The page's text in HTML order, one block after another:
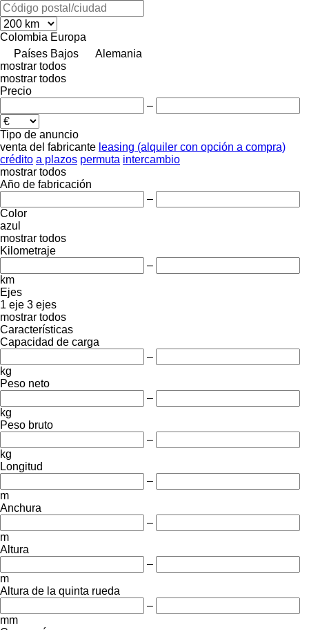
Colombia Europa
Países Bajos
Alemania
mostrar todos
mostrar todos
Precio
–
Tipo de anuncio
venta del fabricante leasing (alquiler con opción a compra)
crédito a plazos permuta intercambio
mostrar todos
Año de fabricación
–
Color
azul
mostrar todos
Kilometraje
–
km
Ejes
1 eje 3 ejes
mostrar todos
Características
Capacidad de carga
–
kg
Peso neto
–
kg
Peso bruto
–
kg
Longitud
–
m
Anchura
–
m
Altura
–
m
Altura de la quinta rueda
–
mm